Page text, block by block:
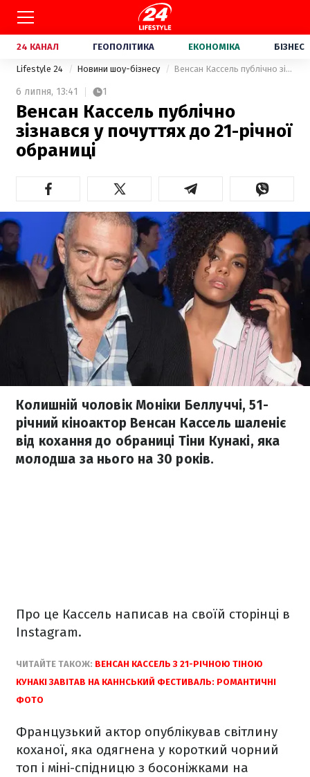
24 КАНАЛ ГЕОПОЛІТИКА ЕКОНОМІКА БІЗНЕС
Lifestyle 24 Новини шоу-бізнесу Венсан Кассель публічно зізнався у почуттях до 21-річної обраниці
6 липня, 13:41 1
Венсан Кассель публічно
зізнався у почуттях до 21-річної
обраниці
Колишній чоловік Моніки Беллуччі, 51-
річний кіноактор Венсан Кассель шаленіє
від кохання до обраниці Тіни Кунакі, яка
молодша за нього на 30 років.
Про це Кассель написав на своїй сторінці в
Instagram.
ЧИТАЙТЕ ТАКОЖ: ВЕНСАН КАССЕЛЬ З 21-РІЧНОЮ ТІНОЮ
КУНАКІ ЗАВІТАВ НА КАННСЬКИЙ ФЕСТИВАЛЬ: РОМАНТИЧНІ
ФОТО
Французький актор опублікував світлину
коханої, яка одягнена у короткий чорний
топ і міні-спідницю з босоніжками на